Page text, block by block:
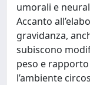
umorali e
Accanto
gravidanza,
subiscono
peso e
l’ambiente